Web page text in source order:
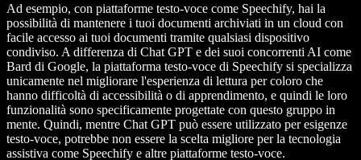
Ad esempio, con piattaforme testo-voce come Speechify, hai la
possibilità di mantenere i tuoi documenti archiviati in un cloud con
facile accesso ai tuoi documenti tramite qualsiasi dispositivo
condiviso. A differenza di Chat GPT e dei suoi concorrenti AI come
Bard di Google, la piattaforma testo-voce di Speechify si specializza
unicamente nel migliorare l'esperienza di lettura per coloro che
hanno difficoltà di accessibilità o di apprendimento, e quindi le loro
funzionalità sono specificamente progettate con questo gruppo in
mente. Quindi, mentre Chat GPT può essere utilizzato per esigenze
testo-voce, potrebbe non essere la scelta migliore per la tecnologia
assistiva come Speechify e altre piattaforme testo-voce.